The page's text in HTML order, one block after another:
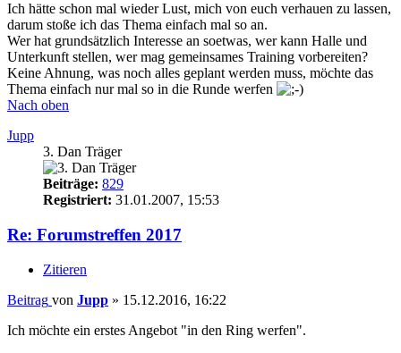
Ich hätte schon mal wieder Lust, mich von euch verhauen zu lassen,
darum stoße ich das Thema einfach mal so an.
Wer hat grundsätzlich Interesse an soetwas, wer kann Halle und
Unterkunft stellen, wer mag gemeinsames Training vorbereiten?
Keine Ahnung, was noch alles geplant werden muss, möchte das
Thema einfach nur mal so in die Runde werfen
Nach oben
Jupp
3. Dan Träger
Beiträge: 829
Registriert: 31.01.2007, 15:53
Re: Forumstreffen 2017
Zitieren
Beitrag von Jupp » 15.12.2016, 16:22
Ich möchte ein erstes Angebot "in den Ring werfen".